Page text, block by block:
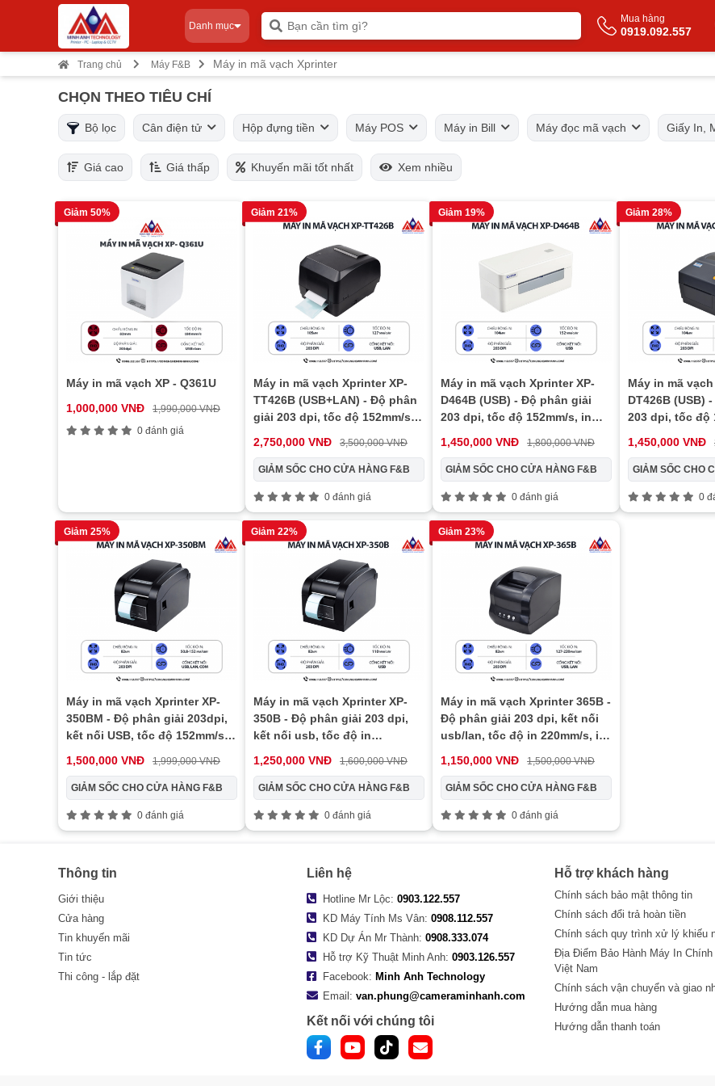
Danh mục
Mua hàng
0919.092.557
Trang chủ Máy F&B Máy in mã vạch Xprinter
CHỌN THEO TIÊU CHÍ
Bộ lọc Cân điện tử Hộp đựng tiền Máy POS Máy in Bill Máy đọc mã vạch Giấy In,
Giá cao Giá thấp Khuyến mãi tốt nhất Xem nhiều
Giảm 50%
Máy in mã vạch XP - Q361U
1,000,000 VNĐ
1,990,000 VNĐ
0 đánh giá
Giảm 21%
Máy in mã vạch Xprinter XP-
TT426B (USB+LAN) - Độ phân
giải 203 dpi, tốc độ 152mm/s,
2,750,000 VNĐ 3,500,000 VNĐ
GIẢM SỐC CHO CỬA HÀNG F&B
0 đánh giá
Giảm 19%
Máy in mã vạch Xprinter XP-
D464B (USB) - Độ phân giải
203 dpi, tốc độ 152mm/s, in
1,450,000 VNĐ 1,800,000 VNĐ
GIẢM SỐC CHO CỬA HÀNG F&B
0 đánh giá
Giảm 28%
Máy in mã
DT426B (USB)
203 dpi, tốc độ
1,450,000 VNĐ
GIẢM SỐC CHO
0
Giảm 25%
Máy in mã vạch Xprinter XP-
350BM - Độ phân giải 203dpi,
kết nối USB, tốc độ 152mm/s,
1,500,000 VNĐ 1,999,000 VNĐ
GIẢM SỐC CHO CỬA HÀNG F&B
0 đánh giá
Giảm 22%
Máy in mã vạch Xprinter XP-
350B - Độ phân giải 203 dpi,
kết nối usb, tốc độ in
1,250,000 VNĐ 1,600,000 VNĐ
GIẢM SỐC CHO CỬA HÀNG F&B
0 đánh giá
Giảm 23%
Máy in mã vạch Xprinter 365B -
Độ phân giải 203 dpi, kết nối
usb/lan, tốc độ in 220mm/s, in
1,150,000 VNĐ 1,500,000 VNĐ
GIẢM SỐC CHO CỬA HÀNG F&B
0 đánh giá
Thông tin
Giới thiệu
Cửa hàng
Tin khuyến mãi
Tin tức
Thi công - lắp đặt
Liên hệ
Hotline Mr Lộc: 0903.122.557
KD Máy Tính Ms Vân: 0908.112.557
KD Dự Án Mr Thành: 0908.333.074
Hỗ trợ Kỹ Thuật Minh Anh: 0903.126.557
Facebook: Minh Anh Technology
Email: van.phung@cameraminhanh.com
Kết nối với chúng tôi
Hỗ trợ khách hàng
Chính sách bảo mật thông tin
Chính sách đổi trả hoàn tiền
Chính sách quy trình xử lý khiếu
Địa Điểm Bảo Hành Máy In Chính
Việt Nam
Chính sách vận chuyển và giao
Hướng dẫn mua hàng
Hướng dẫn thanh toán